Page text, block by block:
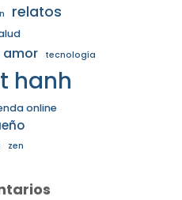
relatos
amor tecnología
hanh
online
zen